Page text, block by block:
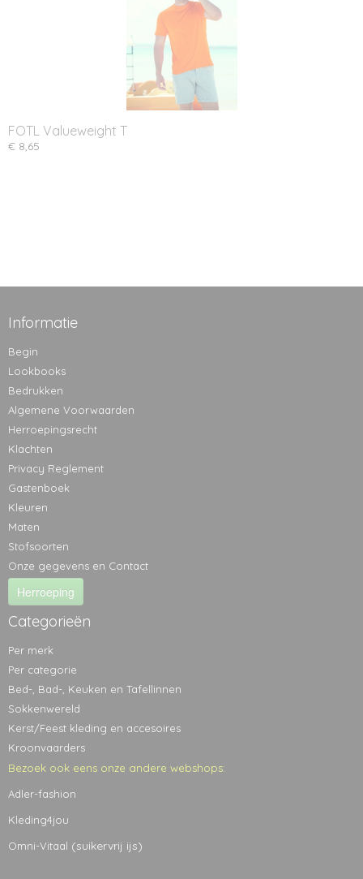
FOTL Valueweight T
€ 8,65
Informatie
Begin
Lookbooks
Bedrukken
Algemene Voorwaarden
Herroepingsrecht
Klachten
Privacy Reglement
Gastenboek
Kleuren
Maten
Stofsoorten
Onze gegevens en Contact
Herroeping
Categorieën
Per merk
Per categorie
Bed-, Bad-, Keuken en Tafellinnen
Sokkenwereld
Kerst/Feest kleding en accesoires
Kroonvaarders
Bezoek ook eens onze andere webshops:
Adler-fashion
Kleding4jou
Omni-Vitaal (suikervrij ijs)